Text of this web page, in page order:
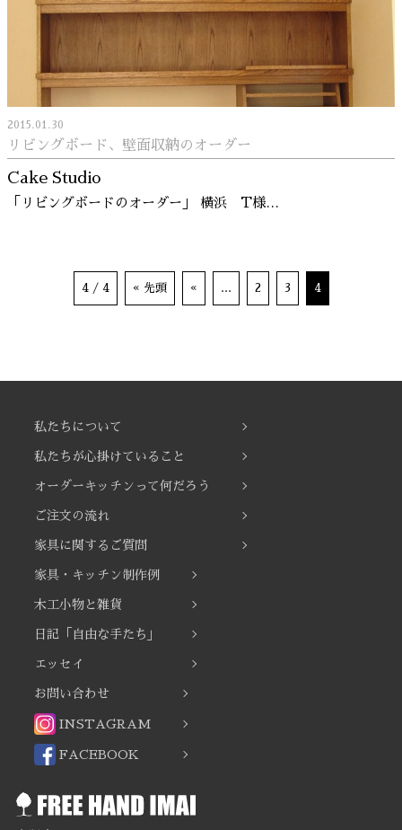
2015.01.30
リビングボード、壁面収納のオーダー
Cake Studio
「リビングボードのオーダー」 横浜 T様…
4 / 4 « 先頭 « ... 2 3 4
私たちについて
私たちが心掛けていること
オーダーキッチンって何だろう
ご注文の流れ
家具に関するご質問
家具・キッチン制作例
木工小物と雑貨
日記「自由な手たち」
エッセイ
お問い合わせ
INSTAGRAM
FACEBOOK